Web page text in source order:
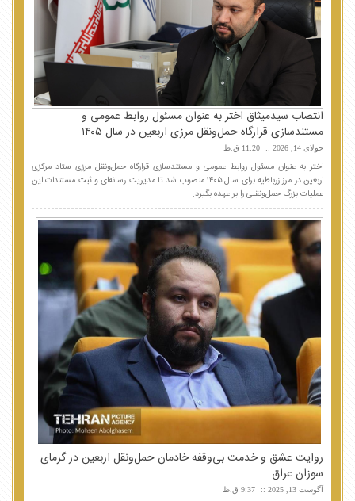
انتصاب سیدمیثاق اختر به عنوان مسئول روابط عمومی و
مستندسازی قرارگاه حمل‌ونقل مرزی اربعین در سال ۱۴۰۵
جولای 14, 2026 11:20 ق.ظ
اختر به عنوان مسئول روابط عمومی و مستندسازی قرارگاه حمل‌ونقل مرزی ستاد مرکزی
اربعین در مرز زرباطیه برای سال ۱۴۰۵ منصوب شد تا مدیریت رسانه‌ای و ثبت مستندات این
عملیات بزرگ حمل‌ونقلی را بر عهده بگیرد.
روایت عشق و خدمت بی‌وقفه خادمان حمل‌ونقل اربعین در گرمای
سوزان عراق
آگوست 13, 2025 9:37 ق.ظ